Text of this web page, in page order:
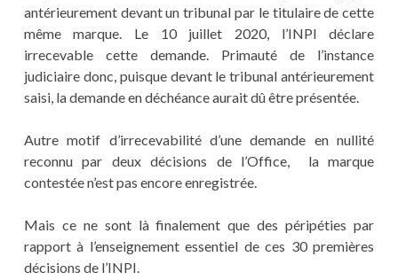
antérieurement devant un tribunal par le titulaire de cette
même marque. Le 10 juillet 2020, l’INPI déclare
irrecevable cette demande. Primauté de l’instance
judiciaire donc, puisque devant le tribunal antérieurement
saisi, la demande en déchéance aurait dû être présentée.
Autre motif d’irrecevabilité d’une demande en nullité
reconnu par deux décisions de l’Office, la marque
contestée n’est pas encore enregistrée.
Mais ce ne sont là finalement que des péripéties par
rapport à l’enseignement essentiel de ces 30 premières
décisions de l’INPI.